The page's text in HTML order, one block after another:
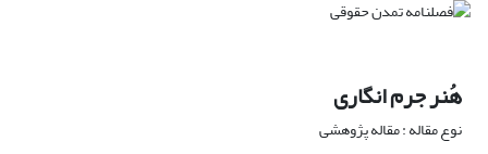
هُنر جرم انگاری
نوع مقاله : مقاله پژوهشی